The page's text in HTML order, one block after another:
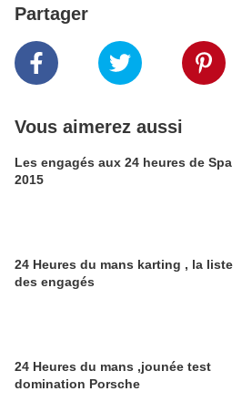
Partager
Vous aimerez aussi
Les engagés aux 24 heures de Spa
2015
24 Heures du mans karting , la liste
des engagés
24 Heures du mans ,jounée test
domination Porsche